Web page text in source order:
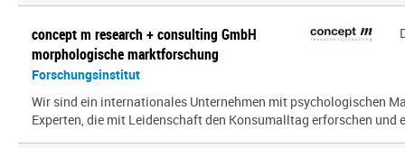
concept m research + consulting GmbH
morphologische marktforschung
Forschungsinstitut
Wir sind ein inter­na­tio­nales Unternehmen mit psy­cho­lo­gi­schen
Experten, die mit Leidenschaft den Konsumalltag erfor­schen und